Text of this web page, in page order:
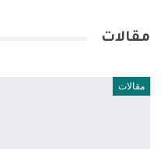
مقالات
مقالات